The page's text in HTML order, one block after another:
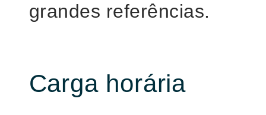
grandes referências.
Carga horária